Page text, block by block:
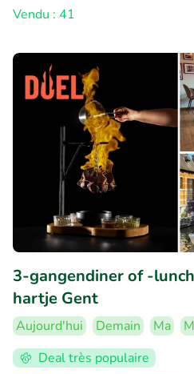
Vendu : 41
3-gangendiner of -
hartje Gent
Aujourd'hui Demain Ma
Deal très populaire